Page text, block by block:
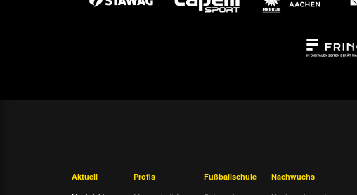
Aktuell
Profis
Fußballschule
Nachwuchs